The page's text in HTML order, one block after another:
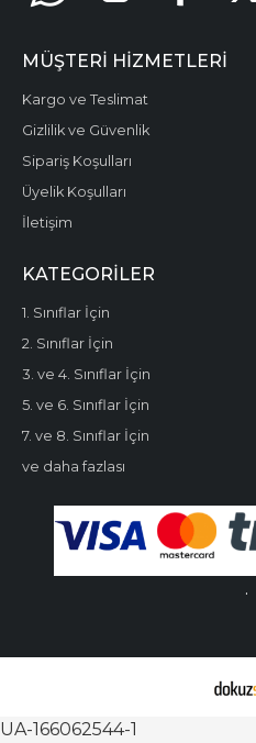
MÜŞTERI HIZMETLERI
Kargo ve Teslimat
Gizlilik ve Güvenlik
Sipariş Koşulları
Üyelik Koşulları
İletişim
KATEGORILER
1. Sınıflar İçin
2. Sınıflar İçin
3. ve 4. Sınıflar İçin
5. ve 6. Sınıflar İçin
7. ve 8. Sınıflar İçin
ve daha fazlası
.
UA-166062544-1